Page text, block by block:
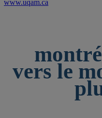
www.uqam.ca
vers le